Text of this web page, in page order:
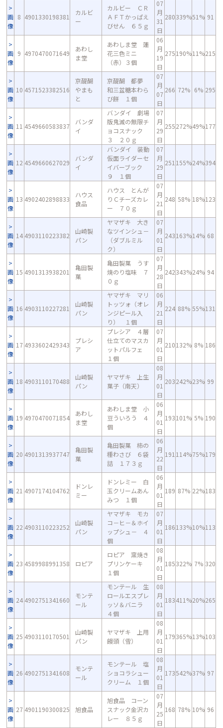
画
像
8 4901330198381
カルビ
ー
カルビー ＣＲ
ＡＦＴかっぱえ
びせん ６５ｇ
07
月
31
日
280339%51% 91
画
像
9 4970470071649
あわし
ま堂
あわしま堂 蓮
花三色ミニ
（赤）３個
06
月
19
日
275190%11%215
画
像
10 4571523382516
京醍醐
やまも
と
京醍醐 都夢
和三盆糖本わら
び餅 １個
07
月
07
日
266 72% 6% 295
画
像
11 4549660583837
バンダ
イ
バンダイ 劇場
版鬼滅の無限チ
ョコスナック
３ ２０ｇ
07
月
29
日
255272%49%177
画
像
12 4549660627029
バンダ
イ
バンダイ 装動
仮面ライダーセ
イバーブック
９ １個
07
月
29
日
251 155%24%394
画
像
13 4902402898833
ハウス
食品
ハウス とんが
りＣチーズカレ
ー ７０ｇ
07
月
21
日
248 58% 18%123
画
像
14 4903110223382
山崎製
パン
ヤマザキ 大き
なツインシュ－
（ダブルミル
ク）
07
月
01
日
243163%14% 68
画
像
15 4901313938201
亀田製
菓
亀田製菓 うす
焼のり塩味 ７
０ｇ
07
月
28
日
242343%24% 94
画
像
16 4903110227281
山崎製
パン
ヤマザキ マリ
トッツォ（オレ
ンジピール入
り） １個
06
月
21
日
224 88% 55%131
画
像
17 4933602429343
プレシ
ア
プレシア ４層
仕立てのマスカ
ットパルフェ
１個
07
月
01
日
210132% 8% 186
画
像
18 4903110170488
山崎製
パン
ヤマザキ 上生
菓子（南天）
08
月
01
日
203242%23% 99
画
像
19 4970470071854
あわし
ま堂
あわしま堂 小
豆ういろう ４
個
06
月
01
日
193101% 5% 190
画
像
20 4901313937747
亀田製
菓
亀田製菓 柿の
種わさび ６袋
詰 １７３ｇ
06
月
22
日
191 114%75%179
画
像
21 4907174104762
ドンレ
ミー
ドンレミー 白
玉クリームあん
みつ １個
06
月
01
日
189 87% 22%183
画
像
22 4903110223252
山崎製
パン
ヤマザキ モカ
コ－ヒ－＆ホイ
ップシュ－ ４
個
07
月
01
日
186133%10%113
画
像
23 4589988991358 ロピア
ロピア 窯焼き
プリンケーキ
１個
08
月
01
日
185322% 7% 320
画
像
24 4902751341660
モンテ
ール
モンテール 生
ロールエスプレ
ッソ＆バニラ
４個
08
月
01
日
183411%20%265
画
像
25 4903110170501
山崎製
パン
ヤマザキ 上用
饅頭（雪）
08
月
01
日
179365%13%103
画
像
26 4902751341608
モンテ
ール
モンテール 塩
ショコラシュー
クリーム １個
08
月
01
日
173542%37% 97
画
像
27 4901190300825 旭食品
旭食品 コーン
スナック金沢カ
レー ８５ｇ
07
月
25
日
168 78% 10% 96